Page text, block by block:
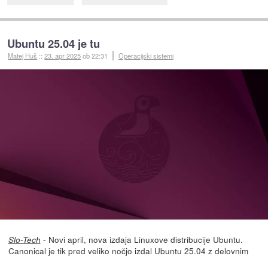
Ubuntu 25.04 je tu
Matej Huš ::23. apr 2025ob 22:31 Operacijski sistemi
Slo-Tech - Novi april, nova izdaja Linuxove distribucije Ubuntu.
Canonical je tik pred veliko nočjo izdal Ubuntu 25.04 z delovnim